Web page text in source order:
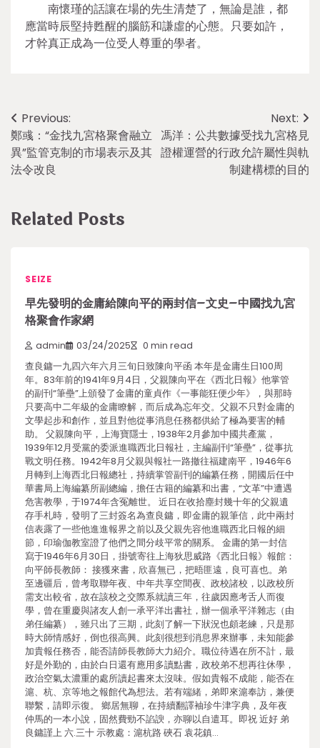
南懷瑾的話讓在場的先生清楚了，無論是誰，都
應當時辰堅持甦醒的腦筋和謙虛的心態。只要如許，
才幹真正成為一位受人尊重的學者。
Post
navigation
Previous:
鄭彧：“金找九宮格聚會融立
異”監管克制的市場表示及其
法令改良
Next:
馮洋：公共數據受找九宮格見
證權運營的行政允許屬性與軌
制建構標的目的
Related Posts
SEIZE
早先發明的金庸給陳向平的兩封信–文史–中國找九宮
格聚會作家網
admin 03/24/2025 0 min read
查良鏞一九四六年六月三旬日致陳向平函 本年是金庸生日100周
年。83年前的1941年9月4日，父親陳向平在《西北日報》他掌管
的副刊“筆壘”上頒發了金庸的童貞作《一事能狂便少年》，與那時
只要高中二年級的金庸瞭解，而后成為忘年交。父親不只對金庸的
文學起步和創作，並且對他從事消息任務都供給了極為要害的輔
助。 父親陳向平，上海寶隱士，1938年2月參加中國共產黨，
1939年12月受黨的委派進職西北日報社，主編副刊“筆壘”，從事抗
戰文明任務。1942年8月父親與報社一路撤往福建南平，1946年6
月轉到上海西北日報總社，持續掌管副刊的編纂任務，開國后任中
華書局上海編纂所副總編，擔任古籍的編纂和出書，“文革”中遭遇
危害教學，于1974年含冤離世。 近日在收拾塵封幾十年的父親遺
存手札時，發明了三封簽名為查良鏞，即金庸的親筆信，此中兩封
信表露了一些他進進報界之前以及父親先容他進職西北日報的細
節，印瑜伽教室證了他們之間分歧平常的關系。 金庸的第一封信
寫于1946年6月30日，掛號寄往上海狄思威路《西北日報》報館：
向平師長教師： 接獲來書，欣喜無已，把晤匪遠，良可喜也。弟
至邊疆后，曾考取聯年夜、中年共享空間夜、政校諸校，以政校所
需支出較省，故在該校之交際系就讀三年，往歲因應考舌人而復
學，曾在重慶與諸友人創一承平洋出書社，辦一個承平洋雜志（由
弟任編纂），雖只出了三期，此刻了解一下狀況也頗老練，只是那
時大師情感好，倒也很高興。此刻很想到消息界來辦事，未知能參
加貴報任務否，能否請師長教師大力紹介。職位待遇在所不計，最
好是外勤的，由於白日還有應用多讀點書，政校弟不想再往休學，
政治空氣太濃重的處所讀起書來太沒味。假如貴報不成能，能否在
滬、杭、京等地之報館代為想法。若有端緒，弟即來滬奉訪，兼便
聯繫，請即示復。 鄉居無聊，在持續翻譯袖珍牛津字典，及年夜
仲馬的一本小說，固然費勁不諂諛，亦聊以自遣耳。即祝 近好 弟
良鏞謹上 六.三十 示教處：滬杭路 硤石 袁花鎮…